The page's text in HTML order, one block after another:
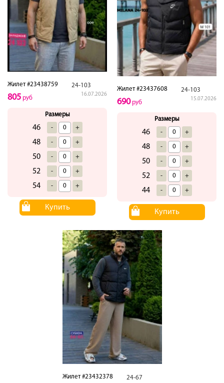
Жилет #23438759 24-103
16.07.2026
805 руб
Размеры
46 - +
48 - +
50 - +
52 - +
54 - +
Купить
Жилет #23437608 24-103
15.07.2026
690руб
Размеры
46 - +
48 - +
50 - +
52 - +
44 - +
Купить
Жилет #23432378 24-67